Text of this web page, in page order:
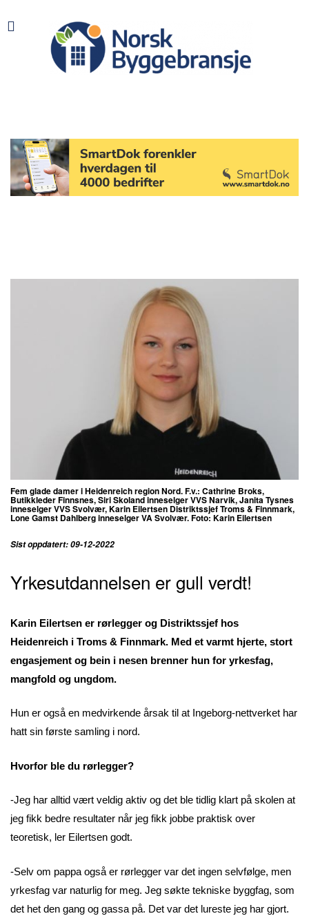
Fem glade damer i Heidenreich region Nord. F.v.: Cathrine Broks,
Butikkleder Finnsnes, Siri Skoland inneselger VVS Narvik, Janita Tysnes
inneselger VVS Svolvær, Karin Eilertsen Distriktssjef Troms & Finnmark,
Lone Gamst Dahlberg inneselger VA Svolvær. Foto: Karin Eilertsen
Sist oppdatert: 09-12-2022
Yrkesutdannelsen er gull verdt!
Karin Eilertsen er rørlegger og Distriktssjef hos
Heidenreich i Troms & Finnmark. Med et varmt hjerte, stort
engasjement og bein i nesen brenner hun for yrkesfag,
mangfold og ungdom.
Hun er også en medvirkende årsak til at Ingeborg-nettverket har
hatt sin første samling i nord.
Hvorfor ble du rørlegger?
-Jeg har alltid vært veldig aktiv og det ble tidlig klart på skolen at
jeg fikk bedre resultater når jeg fikk jobbe praktisk over
teoretisk, ler Eilertsen godt.
-Selv om pappa også er rørlegger var det ingen selvfølge, men
yrkesfag var naturlig for meg. Jeg søkte tekniske byggfag, som
det het den gang og gassa på. Det var det lureste jeg har gjort.